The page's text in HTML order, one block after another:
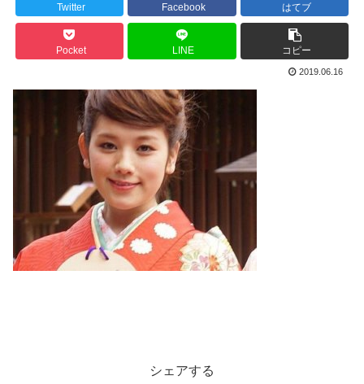
Twitter Facebook はてブ
Pocket LINE コピー
2019.06.16
シェアする